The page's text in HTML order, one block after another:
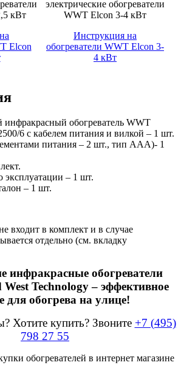
Elcon
Инструкция на
обогреватели WWT Elcon 3-
4 кВт
инфракрасный обогреватель WWT
6 с кабелем питания и вилкой – 1 шт.
питания – 2 шт., тип ААА)- 1
эксплуатации – 1 шт.
– 1 шт.
входит в комплект и в случае
отдельно (см. вкладку
инфракрасные обогреватели
Technology – эффективное
для обогрева на улице!
Хотите купить? Звоните +7 (495)
798 27 55